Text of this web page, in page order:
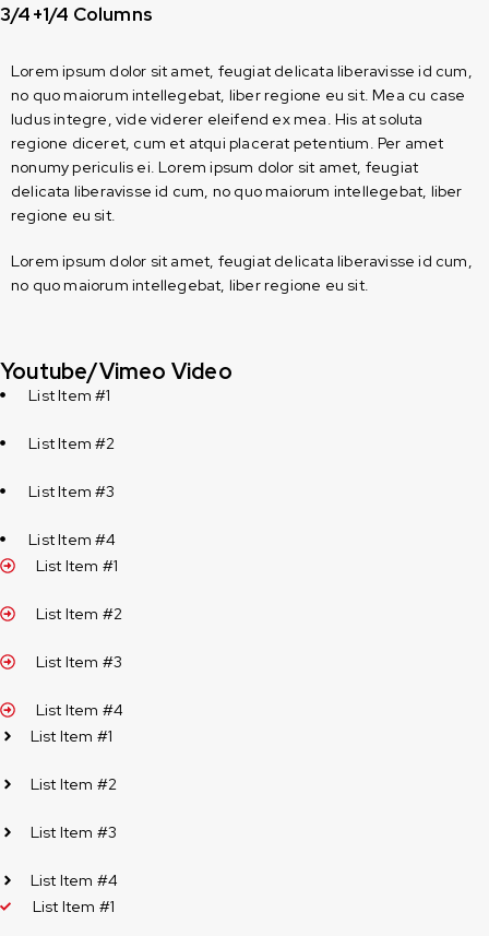
3/4+1/4 Columns
Lorem ipsum dolor sit amet, feugiat delicata liberavisse id cum,
no quo maiorum intellegebat, liber regione eu sit. Mea cu case
ludus integre, vide viderer eleifend ex mea. His at soluta
regione diceret, cum et atqui placerat petentium. Per amet
nonumy periculis ei. Lorem ipsum dolor sit amet, feugiat
delicata liberavisse id cum, no quo maiorum intellegebat, liber
regione eu sit.
Lorem ipsum dolor sit amet, feugiat delicata liberavisse id cum,
no quo maiorum intellegebat, liber regione eu sit.
Youtube/Vimeo Video
List Item #1
List Item #2
List Item #3
List Item #4
List Item #1
List Item #2
List Item #3
List Item #4
List Item #1
List Item #2
List Item #3
List Item #4
List Item #1